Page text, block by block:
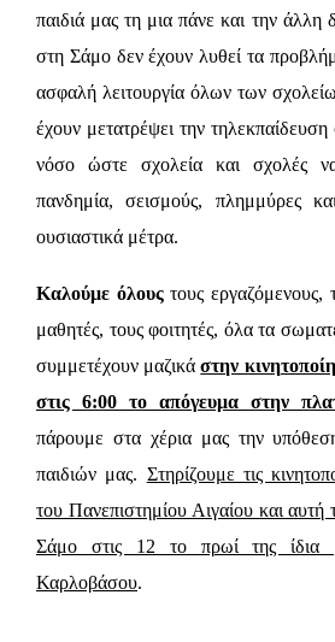
παιδιά μας τη μια πάνε και την άλλη
στη Σάμο δεν έχουν λυθεί τα
ασφαλή λειτουργία όλων των
έχουν μετατρέψει την
νόσο ώστε σχολεία και σχολές
πανδημία, σεισμούς, πλημμύρες
ουσιαστικά μέτρα.
Καλούμε όλουςτους εργαζόμενους,
μαθητές, τους φοιτητές, όλα τα
συμμετέχουν μαζικάστην
στις 6:00 το απόγευμα στην
πάρουμε στα χέρια μας την
παιδιών μας. Στηρίζουμε τις
του Πανεπιστημίου Αιγαίου και
Σάμο στις 12 το πρωί της ίδια
Καρλοβάσου.